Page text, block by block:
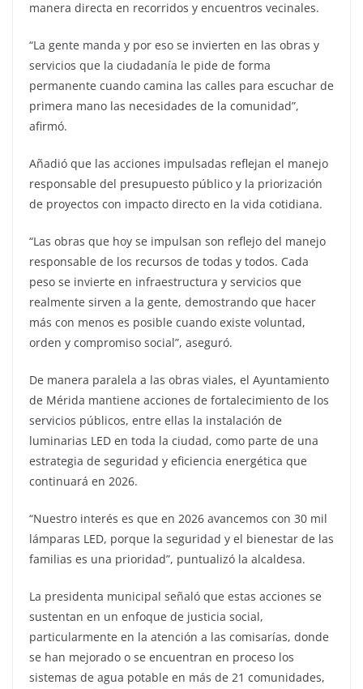
manera directa en recorridos y encuentros vecinales.
“La gente manda y por eso se invierten en las obras y
servicios que la ciudadanía le pide de forma
permanente cuando camina las calles para escuchar de
primera mano las necesidades de la comunidad”,
afirmó.
Añadió que las acciones impulsadas reflejan el manejo
responsable del presupuesto público y la priorización
de proyectos con impacto directo en la vida cotidiana.
“Las obras que hoy se impulsan son reflejo del manejo
responsable de los recursos de todas y todos. Cada
peso se invierte en infraestructura y servicios que
realmente sirven a la gente, demostrando que hacer
más con menos es posible cuando existe voluntad,
orden y compromiso social”, aseguró.
De manera paralela a las obras viales, el Ayuntamiento
de Mérida mantiene acciones de fortalecimiento de los
servicios públicos, entre ellas la instalación de
luminarias LED en toda la ciudad, como parte de una
estrategia de seguridad y eficiencia energética que
continuará en 2026.
“Nuestro interés es que en 2026 avancemos con 30 mil
lámparas LED, porque la seguridad y el bienestar de las
familias es una prioridad”, puntualizó la alcaldesa.
La presidenta municipal señaló que estas acciones se
sustentan en un enfoque de justicia social,
particularmente en la atención a las comisarías, donde
se han mejorado o se encuentran en proceso los
sistemas de agua potable en más de 21 comunidades,